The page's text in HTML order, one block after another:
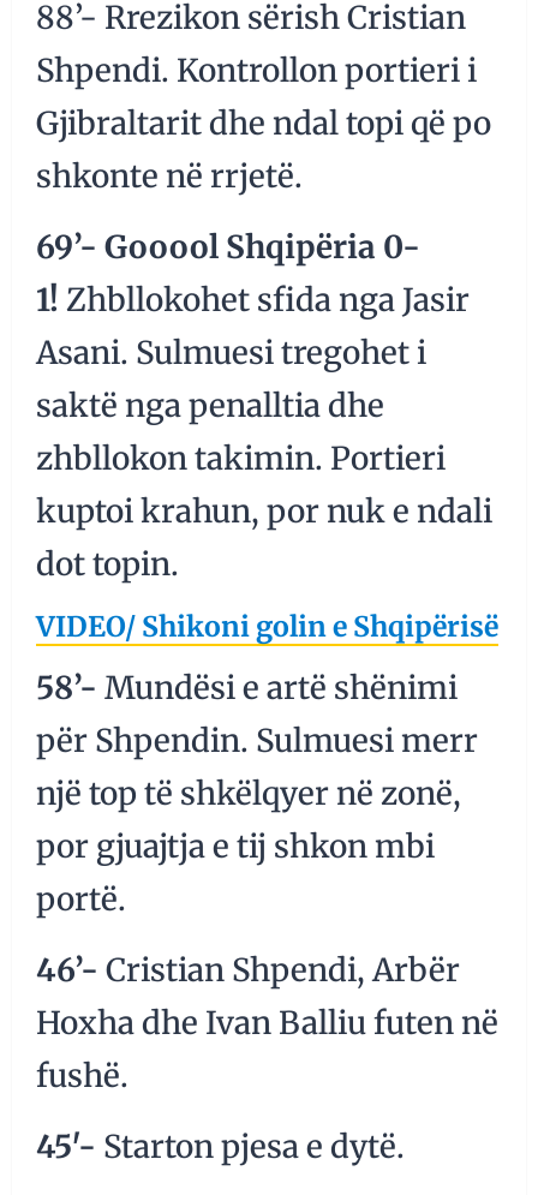
88’- Rrezikon sërish Cristian
Shpendi. Kontrollon portieri i
Gjibraltarit dhe ndal topi që po
shkonte në rrjetë.
69’- Gooool Shqipëria 0-
1! Zhbllokohet sfida nga Jasir
Asani. Sulmuesi tregohet i
saktë nga penalltia dhe
zhbllokon takimin. Portieri
kuptoi krahun, por nuk e ndali
dot topin.
VIDEO/ Shikoni golin e Shqipërisë
58’- Mundësi e artë shënimi
për Shpendin. Sulmuesi merr
një top të shkëlqyer në zonë,
por gjuajtja e tij shkon mbi
portë.
46’- Cristian Shpendi, Arbër
Hoxha dhe Ivan Balliu futen në
fushë.
45′- Starton pjesa e dytë.